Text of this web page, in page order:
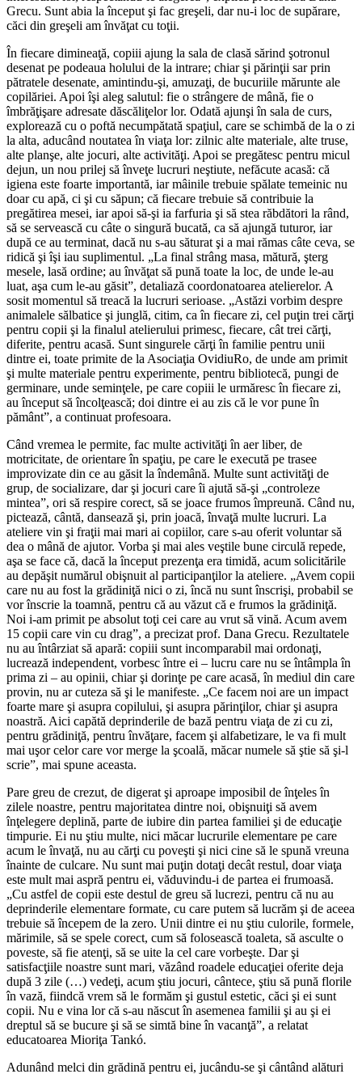
Grecu. Sunt abia la început şi fac greşeli, dar nu-i loc de supărare,
căci din greşeli am învăţat cu toţii.
În fiecare dimineaţă, copiii ajung la sala de clasă sărind şotronul
desenat pe podeaua holului de la intrare; chiar şi părinţii sar prin
pătratele desenate, amintindu-şi, amuzaţi, de bucuriile mărunte ale
copilăriei. Apoi îşi aleg salutul: fie o strângere de mână, fie o
îmbrăţişare adresate dăscăliţelor lor. Odată ajunşi în sala de curs,
explorează cu o poftă necumpătată spaţiul, care se schimbă de la o zi
la alta, aducând noutatea în viaţa lor: zilnic alte materiale, alte truse,
alte planşe, alte jocuri, alte activităţi. Apoi se pregătesc pentru micul
dejun, un nou prilej să înveţe lucruri neştiute, nefăcute acasă: că
igiena este foarte importantă, iar mâinile trebuie spălate temeinic nu
doar cu apă, ci şi cu săpun; că fiecare trebuie să contribuie la
pregătirea mesei, iar apoi să-şi ia farfuria şi să stea răbdători la rând,
să se servească cu câte o singură bucată, ca să ajungă tuturor, iar
după ce au terminat, dacă nu s-au săturat şi a mai rămas câte ceva, se
ridică şi îşi iau suplimentul. „La final strâng masa, mătură, şterg
mesele, lasă ordine; au învăţat să pună toate la loc, de unde le-au
luat, aşa cum le-au găsit”, detaliază coordonatoarea atelierelor. A
sosit momentul să treacă la lucruri serioase. „Astăzi vorbim despre
animalele sălbatice şi junglă, citim, ca în fiecare zi, cel puţin trei cărţi
pentru copii şi la finalul atelierului primesc, fiecare, cât trei cărţi,
diferite, pentru acasă. Sunt singurele cărţi în familie pentru unii
dintre ei, toate primite de la Asociaţia OvidiuRo, de unde am primit
şi multe materiale pentru experimente, pentru bibliotecă, pungi de
germinare, unde seminţele, pe care copiii le urmăresc în fiecare zi,
au început să încolţească; doi dintre ei au zis că le vor pune în
pământ”, a continuat profesoara.
Când vremea le permite, fac multe activităţi în aer liber, de
motricitate, de orientare în spaţiu, pe care le execută pe trasee
improvizate din ce au găsit la îndemână. Multe sunt activităţi de
grup, de socializare, dar şi jocuri care îi ajută să-şi „controleze
mintea”, ori să respire corect, să se joace frumos împreună. Când nu,
pictează, cântă, dansează şi, prin joacă, învaţă multe lucruri. La
ateliere vin şi fraţii mai mari ai copiilor, care s-au oferit voluntar să
dea o mână de ajutor. Vorba şi mai ales veştile bune circulă repede,
aşa se face că, dacă la început prezenţa era timidă, acum solicitările
au depăşit numărul obişnuit al participanţilor la ateliere. „Avem copii
care nu au fost la grădiniţă nici o zi, încă nu sunt înscrişi, probabil se
vor înscrie la toamnă, pentru că au văzut că e frumos la grădiniţă.
Noi i-am primit pe absolut toţi cei care au vrut să vină. Acum avem
15 copii care vin cu drag”, a precizat prof. Dana Grecu. Rezultatele
nu au întârziat să apară: copiii sunt incomparabil mai ordonaţi,
lucrează independent, vorbesc între ei – lucru care nu se întâmpla în
prima zi – au opinii, chiar şi dorinţe pe care acasă, în mediul din care
provin, nu ar cuteza să şi le manifeste. „Ce facem noi are un impact
foarte mare şi asupra copilului, şi asupra părinţilor, chiar şi asupra
noastră. Aici capătă deprinderile de bază pentru viaţa de zi cu zi,
pentru grădiniţă, pentru învăţare, facem şi alfabetizare, le va fi mult
mai uşor celor care vor merge la şcoală, măcar numele să ştie să şi-l
scrie”, mai spune aceasta.
Pare greu de crezut, de digerat şi aproape imposibil de înţeles în
zilele noastre, pentru majoritatea dintre noi, obişnuiţi să avem
înţelegere deplină, parte de iubire din partea familiei şi de educaţie
timpurie. Ei nu ştiu multe, nici măcar lucrurile elementare pe care
acum le învaţă, nu au cărţi cu poveşti şi nici cine să le spună vreuna
înainte de culcare. Nu sunt mai puţin dotaţi decât restul, doar viaţa
este mult mai aspră pentru ei, văduvindu-i de partea ei frumoasă.
„Cu astfel de copii este destul de greu să lucrezi, pentru că nu au
deprinderile elementare formate, cu care putem să lucrăm şi de aceea
trebuie să începem de la zero. Unii dintre ei nu ştiu culorile, formele,
mărimile, să se spele corect, cum să folosească toaleta, să asculte o
poveste, să fie atenţi, să se uite la cel care vorbeşte. Dar şi
satisfacţiile noastre sunt mari, văzând roadele educaţiei oferite deja
după 3 zile (…) vedeţi, acum ştiu jocuri, cântece, ştiu să pună florile
în vază, fiindcă vrem să le formăm şi gustul estetic, căci şi ei sunt
copii. Nu e vina lor că s-au născut în asemenea familii şi au şi ei
dreptul să se bucure şi să se simtă bine în vacanţă”, a relatat
educatoarea Mioriţa Tankó.
Adunând melci din grădină pentru ei, jucându-se şi cântând alături